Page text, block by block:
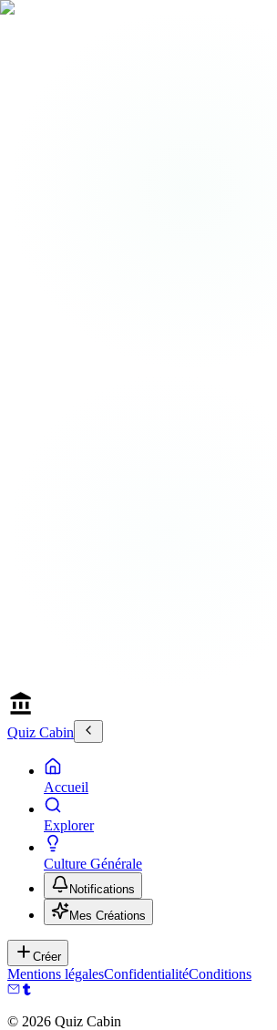
Quiz Cabin
Accueil
Explorer
Culture Générale
Notifications
Mes Créations
Créer
Mentions légalesConfidentialitéConditions
© 2026 Quiz Cabin